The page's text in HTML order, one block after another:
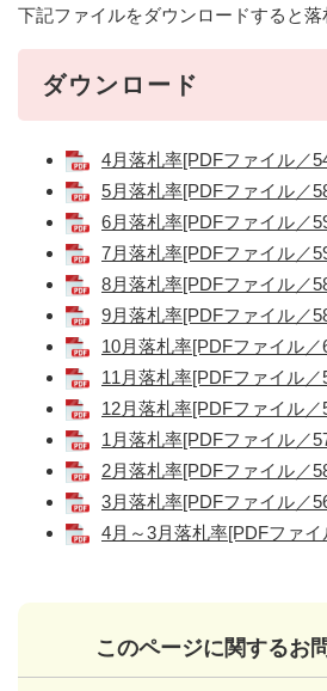
下記ファイルをダウンロードすると落
ダウンロード
4月落札率[PDFファイル／
5月落札率[PDFファイル／
6月落札率[PDFファイル／
7月落札率[PDFファイル／
8月落札率[PDFファイル／
9月落札率[PDFファイル／
10月落札率[PDFファイル／
11月落札率[PDFファイル／
12月落札率[PDFファイル／
1月落札率[PDFファイル／
2月落札率[PDFファイル／
3月落札率[PDFファイル／
4月～3月落札率[PDFファイ
このページに関するお